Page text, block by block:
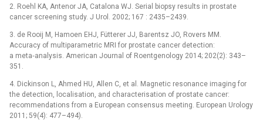
2. Roehl KA, Antenor JA, Catalona WJ. Serial biopsy results in prostate
cancer screening study. J Urol. 2002; 167 : 2435–2439.
3. de Rooij M, Hamoen EHJ, Fütterer JJ, Barentsz JO, Rovers MM.
Accuracy of multiparametric MRI for prostate cancer detection:
a meta‑analysis. American Journal of Roentgenology 2014; 202(2): 343–
351.
4. Dickinson L, Ahmed HU, Allen C, et al. Magnetic resonance imaging for
the detection, localisation, and characterisation of prostate cancer:
recommendations from a European consensus meeting. European Urology
2011; 59(4): 477–494).